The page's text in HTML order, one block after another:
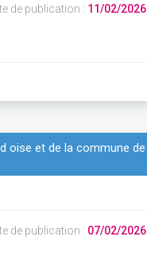
de publication : 11/02/2026
oise et de la commune de
de publication : 07/02/2026